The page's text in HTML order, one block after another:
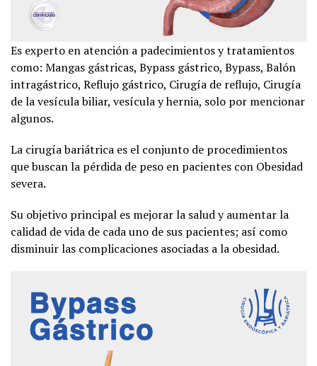
Es experto en atención a padecimientos y tratamientos
como: Mangas gástricas, Bypass gástrico, Bypass, Balón
intragástrico, Reflujo gástrico, Cirugía de reflujo, Cirugía
de la vesícula biliar, vesícula y hernia, solo por mencionar
algunos.
La cirugía bariátrica es el conjunto de procedimientos
que buscan la pérdida de peso en pacientes con Obesidad
severa.
Su objetivo principal es mejorar la salud y aumentar la
calidad de vida de cada uno de sus pacientes; así como
disminuir las complicaciones asociadas a la obesidad.